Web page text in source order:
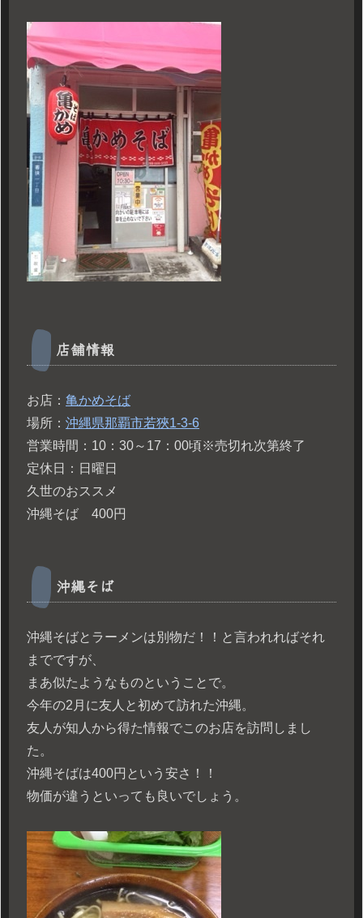
店舗情報
お店： 亀かめそば
場所： 沖縄県那覇市若狹1-3-6
営業時間：10：30～17：00頃※売切れ次第終了
定休日：日曜日
久世のおススメ
沖縄そば 400円
沖縄そば
沖縄そばとラーメンは別物だ！！と言われればそれ
までですが、
まあ似たようなものということで。
今年の2月に友人と初めて訪れた沖縄。
友人が知人から得た情報でこのお店を訪問しまし
た。
沖縄そばは400円という安さ！！
物価が違うといっても良いでしょう。